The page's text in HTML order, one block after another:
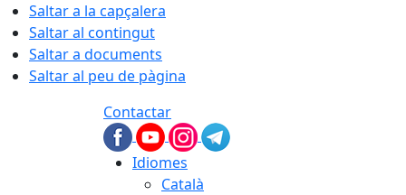
Saltar a la capçalera
Saltar al contingut
Saltar a documents
Saltar al peu de pàgina
Contactar
Idiomes
Català